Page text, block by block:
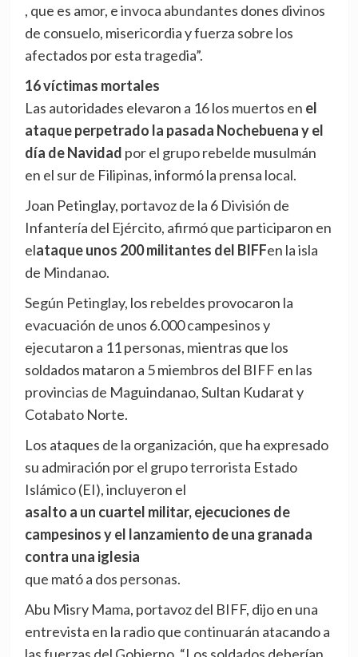
, que es amor, e invoca abundantes dones divinos
de consuelo, misericordia y fuerza sobre los
afectados por esta tragedia”.
16 víctimas mortales
Las autoridades elevaron a 16 los muertos en el
ataque perpetrado la pasada Nochebuena y el
día de Navidad por el grupo rebelde musulmán
en el sur de Filipinas, informó la prensa local.
Joan Petinglay, portavoz de la 6 División de
Infantería del Ejército, afirmó que participaron en
elataque unos 200 militantes del BIFFen la isla
de Mindanao.
Según Petinglay, los rebeldes provocaron la
evacuación de unos 6.000 campesinos y
ejecutaron a 11 personas, mientras que los
soldados mataron a 5 miembros del BIFF en las
provincias de Maguindanao, Sultan Kudarat y
Cotabato Norte.
Los ataques de la organización, que ha expresado
su admiración por el grupo terrorista Estado
Islámico (EI), incluyeron el
asalto a un cuartel militar, ejecuciones de
campesinos y el lanzamiento de una granada
contra una iglesia
que mató a dos personas.
Abu Misry Mama, portavoz del BIFF, dijo en una
entrevista en la radio que continuarán atacando a